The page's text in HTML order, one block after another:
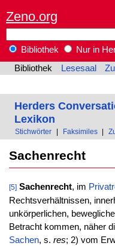
Zeno.org
Bibliothek
Nur in
Bibliothek
Lesesaal
Herders
Lexikon
Stichwörter Faksimiles
Sachenrecht
[5] Sachenrecht, im
Rechtsverhältnissen,
unkörperlichen,
Betracht kommen, näher
Sachen, s. res; 2) vom